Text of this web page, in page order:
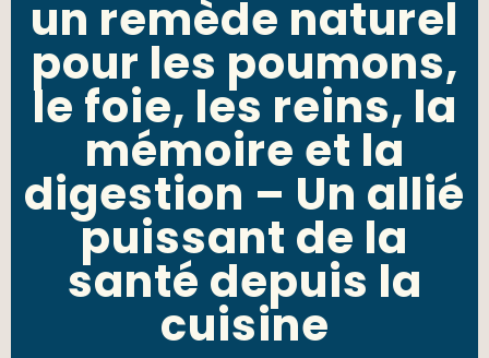
un remède naturel
pour les poumons,
le foie, les reins, la
mémoire et la
digestion – Un allié
puissant de la
santé depuis la
cuisine